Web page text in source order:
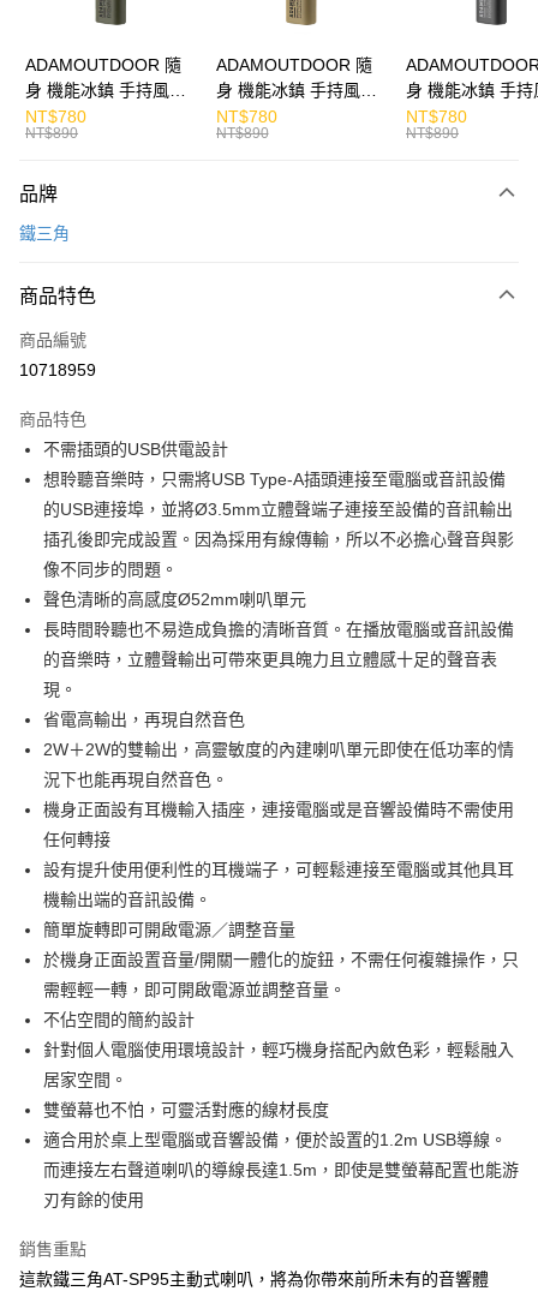
運送方式
每筆NT$130，滿NT$399(含以上)免運費
ADAMOUTDOOR 隨
身 機能冰鎮 手持風扇
掛繩
NT$780
NT$890
ADAMOUTDOOR 隨
身 機能冰鎮 手持風扇
掛繩
NT$780
NT$890
身 機能冰鎮 手持
掛繩
NT$780
NT$890
品牌
鐵三角
商品特色
商品編號
10718959
商品特色
不需插頭的USB供電設計
想聆聽音樂時，只需將USB Type-A插頭連接至電腦或音訊設備
的USB連接埠，並將Ø3.5mm立體聲端子連接至設備的音訊輸出
插孔後即完成設置。因為採用有線傳輸，所以不必擔心聲音與影
像不同步的問題。
聲色清晰的高感度Ø52mm喇叭單元
長時間聆聽也不易造成負擔的清晰音質。在播放電腦或音訊設備
的音樂時，立體聲輸出可帶來更具魄力且立體感十足的聲音表
現。
省電高輸出，再現自然音色
2W＋2W的雙輸出，高靈敏度的內建喇叭單元即使在低功率的情
況下也能再現自然音色。
機身正面設有耳機輸入插座，連接電腦或是音響設備時不需使用
任何轉接
設有提升使用便利性的耳機端子，可輕鬆連接至電腦或其他具耳
機輸出端的音訊設備。
簡單旋轉即可開啟電源／調整音量
於機身正面設置音量/開關一體化的旋鈕，不需任何複雜操作，只
需輕輕一轉，即可開啟電源並調整音量。
不佔空間的簡約設計
針對個人電腦使用環境設計，輕巧機身搭配內斂色彩，輕鬆融入
居家空間。
雙螢幕也不怕，可靈活對應的線材長度
適合用於桌上型電腦或音響設備，便於設置的1.2m USB導線。
而連接左右聲道喇叭的導線長達1.5m，即使是雙螢幕配置也能游
刃有餘的使用
銷售重點
這款鐵三角AT-SP95主動式喇叭，將為你帶來前所未有的音響體